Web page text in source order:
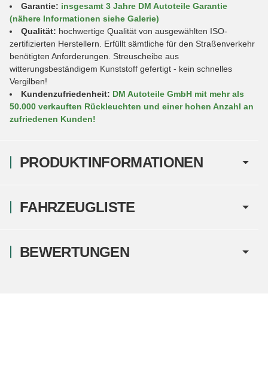
PRODUKTINFORMATIONEN
Garantie: insgesamt 3 Jahre DM Autoteile Garantie
(nähere Informationen siehe Galerie)
Qualität: hochwertige Qualität von ausgewählten ISO-
zertifizierten Herstellern. Erfüllt sämtliche für den Straßenverkehr
benötigten Anforderungen. Streuscheibe aus
witterungsbeständigem Kunststoff gefertigt - kein schnelles
Vergilben!
Kundenzufriedenheit: DM Autoteile GmbH mit mehr als
50.000 verkauften Rückleuchten und einer hohen Anzahl an
zufriedenen Kunden!
FAHRZEUGLISTE
BEWERTUNGEN